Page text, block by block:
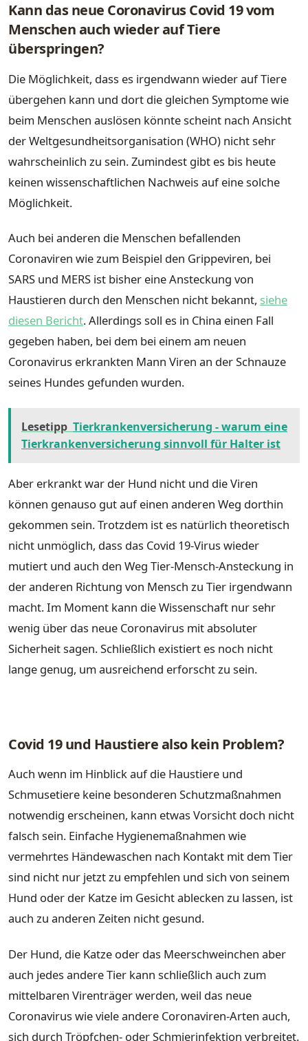
Kann das neue Coronavirus Covid 19 vom
Menschen auch wieder auf Tiere
überspringen?
Die Möglichkeit, dass es irgendwann wieder auf Tiere
übergehen kann und dort die gleichen Symptome wie
beim Menschen auslösen könnte scheint nach Ansicht
der Weltgesundheitsorganisation (WHO) nicht sehr
wahrscheinlich zu sein. Zumindest gibt es bis heute
keinen wissenschaftlichen Nachweis auf eine solche
Möglichkeit.
Auch bei anderen die Menschen befallenden
Coronaviren wie zum Beispiel den Grippeviren, bei
SARS und MERS ist bisher eine Ansteckung von
Haustieren durch den Menschen nicht bekannt, siehe
diesen Bericht. Allerdings soll es in China einen Fall
gegeben haben, bei dem bei einem am neuen
Coronavirus erkrankten Mann Viren an der Schnauze
seines Hundes gefunden wurden.
Lesetipp Tierkrankenversicherung - warum eine
Tierkrankenversicherung sinnvoll für Halter ist
Aber erkrankt war der Hund nicht und die Viren
können genauso gut auf einen anderen Weg dorthin
gekommen sein. Trotzdem ist es natürlich theoretisch
nicht unmöglich, dass das Covid 19-Virus wieder
mutiert und auch den Weg Tier-Mensch-Ansteckung in
der anderen Richtung von Mensch zu Tier irgendwann
macht. Im Moment kann die Wissenschaft nur sehr
wenig über das neue Coronavirus mit absoluter
Sicherheit sagen. Schließlich existiert es noch nicht
lange genug, um ausreichend erforscht zu sein.
Covid 19 und Haustiere also kein Problem?
Auch wenn im Hinblick auf die Haustiere und
Schmusetiere keine besonderen Schutzmaßnahmen
notwendig erscheinen, kann etwas Vorsicht doch nicht
falsch sein. Einfache Hygienemaßnahmen wie
vermehrtes Händewaschen nach Kontakt mit dem Tier
sind nicht nur jetzt zu empfehlen und sich von seinem
Hund oder der Katze im Gesicht ablecken zu lassen, ist
auch zu anderen Zeiten nicht gesund.
Der Hund, die Katze oder das Meerschweinchen aber
auch jedes andere Tier kann schließlich auch zum
mittelbaren Virenträger werden, weil das neue
Coronavirus wie viele andere Coronaviren-Arten auch,
sich durch Tröpfchen- oder Schmierinfektion verbreitet.